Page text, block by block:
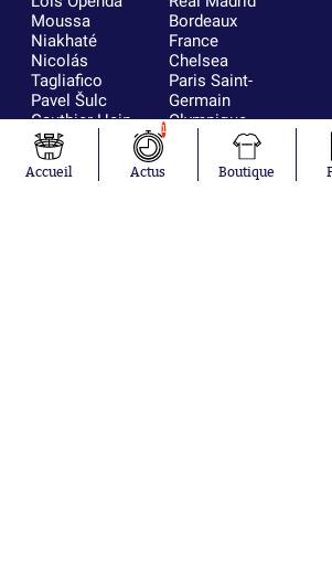
Moussa
Niakhaté
Nicolás
Tagliafico
Pavel Šulc
Gauthier Hein
Lionel Messi
Gonzalo
García Torres
Bordeaux
France
Chelsea
Paris Saint-
Germain
Olympique
RC Strasbourg
Accueil
1
Actus Boutique